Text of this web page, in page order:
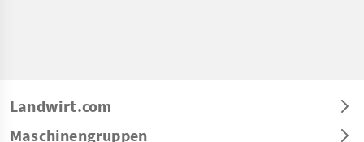
Landwirt.com
Maschinengruppen